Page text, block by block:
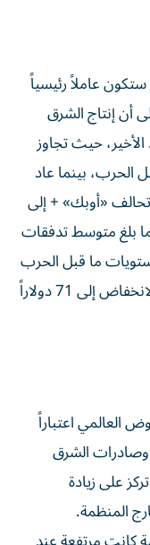
عاملاً رئيسياً
أن إنتاج الشرق
حيث تجاوز
ما قبل الحرب، بينما عاد
إنتاج تحالف «أوبك» + إلى
فيما بلغ متوسط تدفقات
نحو 75 % من مستويات ما قبل الحرب
بنهاية يونيو، وهو ما دفع خام برنت إلى الانخفاض إلى 71 دولاراً
اعتباراً
الشرق
على زيادة
المنظمة.